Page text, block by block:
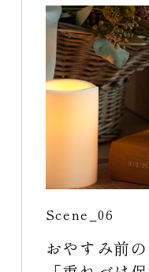
Scene_06
おやすみ前の